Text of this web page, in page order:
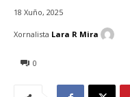
18 Xuño, 2025
0
Xornalista Lara R Mira